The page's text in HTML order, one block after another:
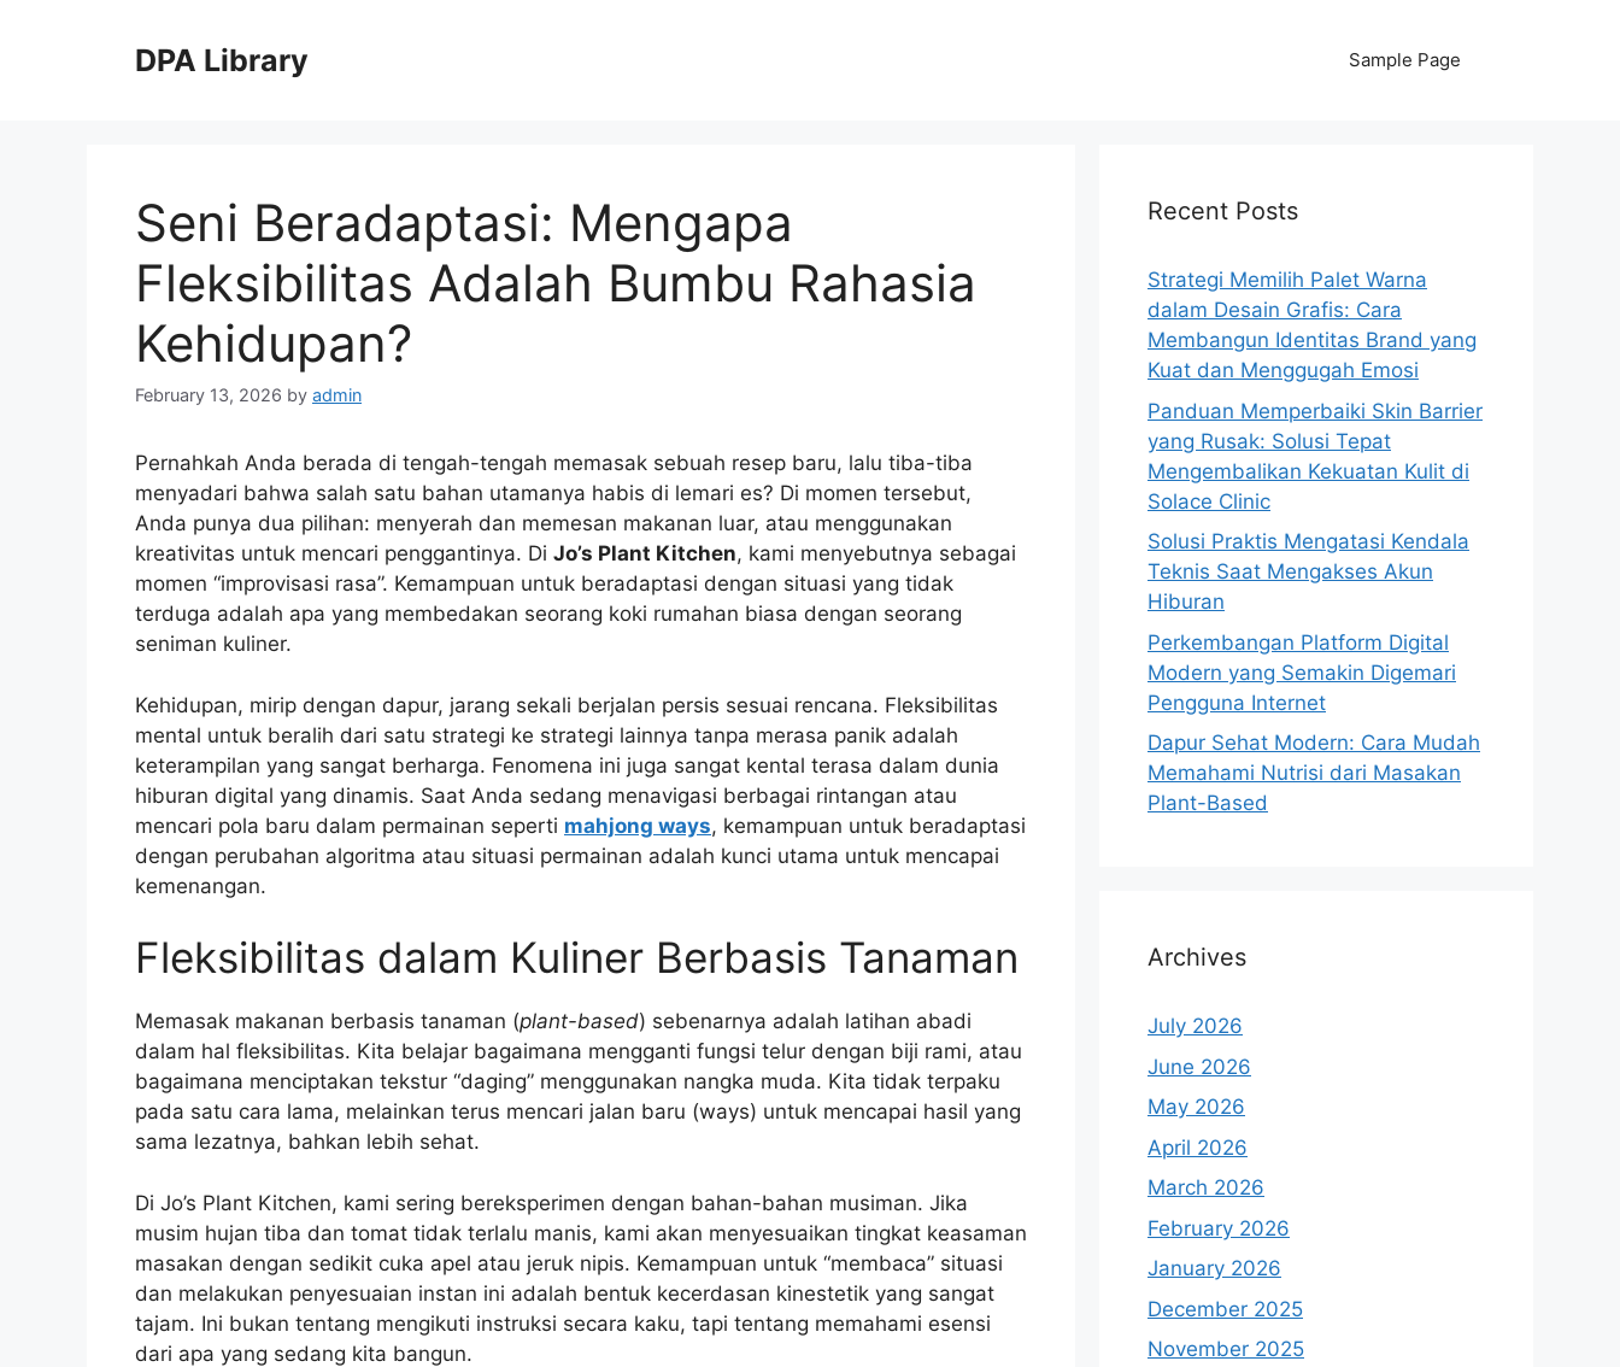
DPA Library Sample Page
Seni Beradaptasi: Mengapa
Fleksibilitas Adalah Bumbu Rahasia
Kehidupan?
February 13, 2026 by admin
Pernahkah Anda berada di tengah-tengah memasak sebuah resep baru, lalu tiba-tiba
menyadari bahwa salah satu bahan utamanya habis di lemari es? Di momen tersebut,
Anda punya dua pilihan: menyerah dan memesan makanan luar, atau menggunakan
kreativitas untuk mencari penggantinya. Di Jo’s Plant Kitchen, kami menyebutnya sebagai
momen “improvisasi rasa”. Kemampuan untuk beradaptasi dengan situasi yang tidak
terduga adalah apa yang membedakan seorang koki rumahan biasa dengan seorang
seniman kuliner.
Kehidupan, mirip dengan dapur, jarang sekali berjalan persis sesuai rencana. Fleksibilitas
mental untuk beralih dari satu strategi ke strategi lainnya tanpa merasa panik adalah
keterampilan yang sangat berharga. Fenomena ini juga sangat kental terasa dalam dunia
hiburan digital yang dinamis. Saat Anda sedang menavigasi berbagai rintangan atau
mencari pola baru dalam permainan seperti mahjong ways, kemampuan untuk beradaptasi
dengan perubahan algoritma atau situasi permainan adalah kunci utama untuk mencapai
kemenangan.
Fleksibilitas dalam Kuliner Berbasis Tanaman
Memasak makanan berbasis tanaman (plant-based) sebenarnya adalah latihan abadi
dalam hal fleksibilitas. Kita belajar bagaimana mengganti fungsi telur dengan biji rami, atau
bagaimana menciptakan tekstur “daging” menggunakan nangka muda. Kita tidak terpaku
pada satu cara lama, melainkan terus mencari jalan baru (ways) untuk mencapai hasil yang
sama lezatnya, bahkan lebih sehat.
Di Jo’s Plant Kitchen, kami sering bereksperimen dengan bahan-bahan musiman. Jika
musim hujan tiba dan tomat tidak terlalu manis, kami akan menyesuaikan tingkat keasaman
masakan dengan sedikit cuka apel atau jeruk nipis. Kemampuan untuk “membaca” situasi
dan melakukan penyesuaian instan ini adalah bentuk kecerdasan kinestetik yang sangat
tajam. Ini bukan tentang mengikuti instruksi secara kaku, tapi tentang memahami esensi
dari apa yang sedang kita bangun.
Recent Posts
Strategi Memilih Palet Warna
dalam Desain Grafis: Cara
Membangun Identitas Brand yang
Kuat dan Menggugah Emosi
Panduan Memperbaiki Skin Barrier
yang Rusak: Solusi Tepat
Mengembalikan Kekuatan Kulit di
Solace Clinic
Solusi Praktis Mengatasi Kendala
Teknis Saat Mengakses Akun
Hiburan
Perkembangan Platform Digital
Modern yang Semakin Digemari
Pengguna Internet
Dapur Sehat Modern: Cara Mudah
Memahami Nutrisi dari Masakan
Plant-Based
Archives
July 2026
June 2026
May 2026
April 2026
March 2026
February 2026
January 2026
December 2025
November 2025